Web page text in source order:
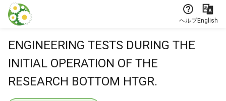
本文に飛ぶ
ヘルプEnglish
ENGINEERING TESTS DURING THE
INITIAL OPERATION OF THE
RESEARCH BOTTOM HTGR.